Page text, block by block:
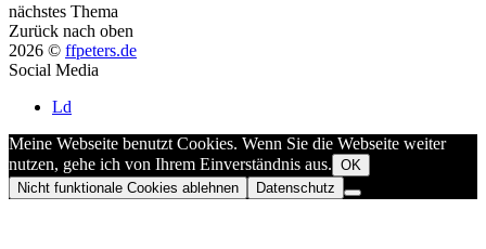
nächstes Thema
Zurück nach oben
2026 © ffpeters.de
Social Media
Ld
Meine Webseite benutzt Cookies. Wenn Sie die Webseite weiter
nutzen, gehe ich von Ihrem Einverständnis aus. OK
Nicht funktionale Cookies ablehnen
Datenschutz